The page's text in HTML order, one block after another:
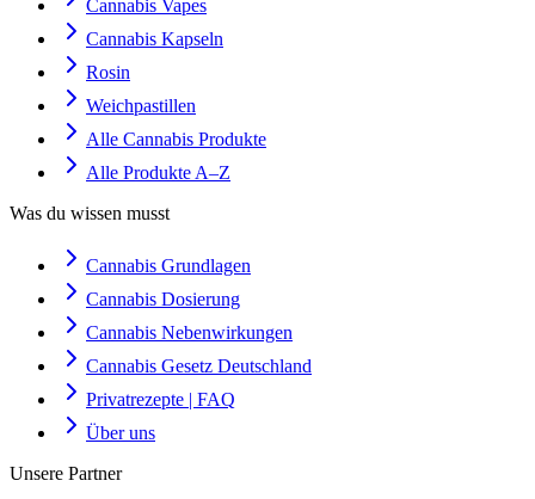
Cannabis Vapes
Cannabis Kapseln
Rosin
Weichpastillen
Alle Cannabis Produkte
Alle Produkte A–Z
Was du wissen musst
Cannabis Grundlagen
Cannabis Dosierung
Cannabis Nebenwirkungen
Cannabis Gesetz Deutschland
Privatrezepte | FAQ
Über uns
Unsere Partner